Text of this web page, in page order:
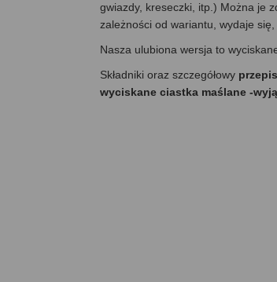
gwiazdy, kreseczki, itp.) Można je
zależności od wariantu, wydaje
Nasza ulubiona wersja to
Składniki oraz szczegółowy przepis
wyciskane ciastka maślane -